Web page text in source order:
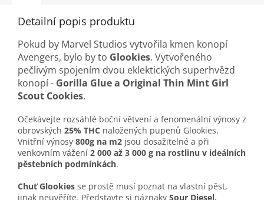
Detailní popis produktu
Pokud by Marvel Studios vytvořila kmen konopí
Avengers, bylo by to Glookies. Vytvořeného
pečlivým spojením dvou eklektických superhvězd
konopí - Gorilla Glue a Original Thin Mint Girl
Scout Cookies.
Očekávejte rozsáhlé boční větvení a fenomenální výnosy z
obrovských 25% THC naložených pupenů Glookies.
Vnitřní výnosy 800g na m2 jsou dosažitelné a při
venkovním vážení 2 000 až 3 000 g na rostlinu v ideálních
pěstebních podmínkách.
Chuť Glookies se prostě musí poznat na vlastní pěst,
jinak neuvěříte. Představte si náznaky Sour Diesel,